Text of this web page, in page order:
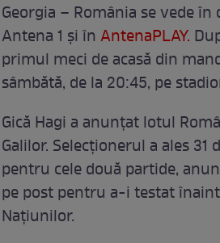
Georgia – România se vede
Antena 1 şi în AntenaPLAY.
primul meci de acasă din
sâmbătă, de la 20:45, pe
Gică Hagi a anunţat lotul
Galilor. Selecţionerul a ales
pentru cele două partide,
pe post pentru a-i testat
Naţiunilor.